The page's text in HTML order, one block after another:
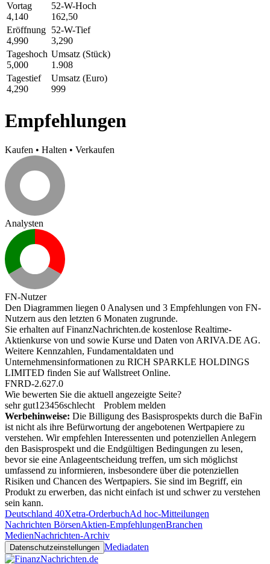
Vortag
4,140
52-W-Hoch
162,50
Eröffnung
4,990
52-W-Tief
3,290
Tageshoch
5,000
Umsatz (Stück)
1.908
Tagestief
4,290
Umsatz (Euro)
999
Empfehlungen
Kaufen • Halten • Verkaufen
Analysten
FN-Nutzer
Den Diagrammen liegen 0 Analysen und 3 Empfehlungen von FN-
Nutzern aus den letzten 6 Monaten zugrunde.
Sie erhalten auf FinanzNachrichten.de kostenlose Realtime-
Aktienkurse von und sowie Kurse und Daten von ARIVA.DE AG.
Weitere Kennzahlen, Fundamentaldaten und
Unternehmensinformationen zu RICH SPARKLE HOLDINGS
LIMITED finden Sie aufWallstreet Online.
FNRD-2.627.0
Wie bewerten Sie die aktuell angezeigte Seite?
sehr gut1 23456schlecht
Problem melden
Werbehinweise: Die Billigung des Basisprospekts durch die BaFin
ist nicht als ihre Befürwortung der angebotenen Wertpapiere zu
verstehen. Wir empfehlen Interessenten und potenziellen Anlegern
den Basisprospekt und die Endgültigen Bedingungen zu lesen,
bevor sie eine Anlageentscheidung treffen, um sich möglichst
umfassend zu informieren, insbesondere über die potenziellen
Risiken und Chancen des Wertpapiers. Sie sind im Begriff, ein
Produkt zu erwerben, das nicht einfach ist und schwer zu verstehen
sein kann.
Deutschland 40Xetra-OrderbuchAd hoc-Mitteilungen
Nachrichten BörsenAktien-EmpfehlungenBranchen
MedienNachrichten-Archiv
Datenschutzeinstellungen Mediadaten